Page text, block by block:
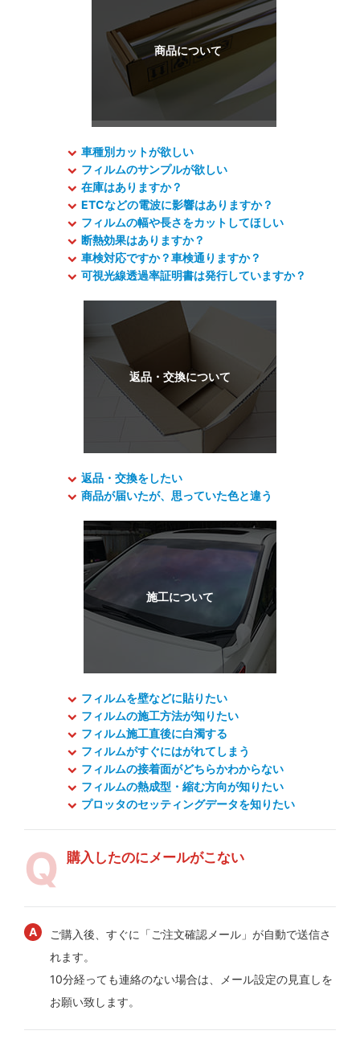
車種別カットが欲しい
フィルムのサンプルが欲しい
在庫はありますか？
ETCなどの電波に影響はありますか？
フィルムの幅や長さをカットしてほしい
断熱効果はありますか？
車検対応ですか？車検通りますか？
可視光線透過率証明書は発行していますか？
返品・交換をしたい
商品が届いたが、思っていた色と違う
フィルムを壁などに貼りたい
フィルムの施工方法が知りたい
フィルム施工直後に白濁する
フィルムがすぐにはがれてしまう
フィルムの接着面がどちらかわからない
フィルムの熱成型・縮む方向が知りたい
プロッタのセッティングデータを知りたい
購入したのにメールがこない
ご購入後、すぐに「ご注文確認メール」が自動で送信さ
れます。
10分経っても連絡のない場合は、メール設定の見直しを
お願い致します。